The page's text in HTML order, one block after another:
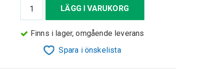
LÄGG I VARUKORG
Finns i lager, omgående leverans
Spara i önskelista